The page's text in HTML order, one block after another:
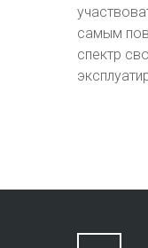
самым
спектр